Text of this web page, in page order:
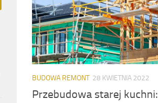
BUDOWA REMONT 28 KWIETNIA 2022
Przebudowa starej kuchni: